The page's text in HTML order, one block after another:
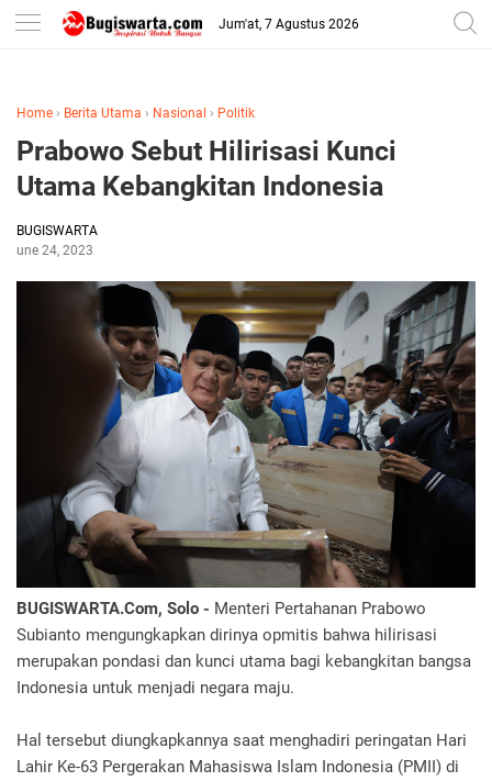
-->
Jum'at, 7 Agustus 2026
Home › Berita Utama › Nasional › Politik
Prabowo Sebut Hilirisasi Kunci
Utama Kebangkitan Indonesia
BUGISWARTA
June 24, 2023
BUGISWARTA.Com, Solo - Menteri Pertahanan Prabowo
Subianto mengungkapkan dirinya opmitis bahwa hilirisasi
merupakan pondasi dan kunci utama bagi kebangkitan bangsa
Indonesia untuk menjadi negara maju.
Hal tersebut diungkapkannya saat menghadiri peringatan Hari
Lahir Ke-63 Pergerakan Mahasiswa Islam Indonesia (PMII) di